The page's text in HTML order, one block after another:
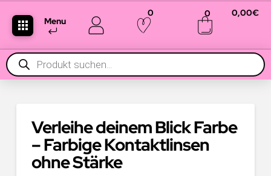
Menu
0 0 0,00€
Products
search
Verleihe deinem Blick Farbe
– Farbige Kontaktlinsen
ohne Stärke